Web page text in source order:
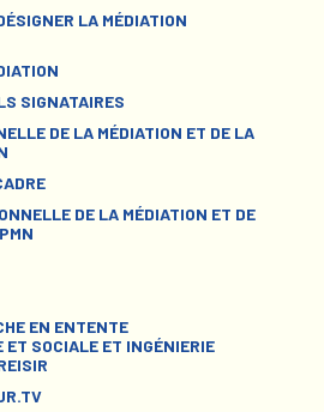
LA MÉDIATION
SIGNATAIRES
DE LA MÉDIATION ET DE LA
DE LA MÉDIATION ET DE
EN ENTENTE
SOCIALE ET INGÉNIERIE